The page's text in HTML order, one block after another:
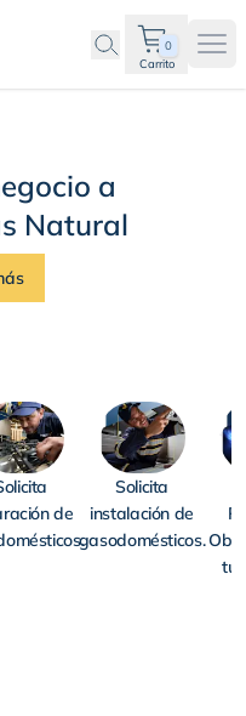
0
Carrito
a
Natural
de
Solicita
instalación de
gasodomésticos.
tu